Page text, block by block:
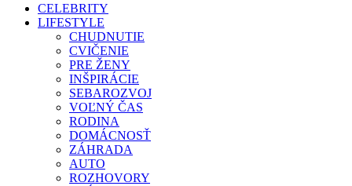
CELEBRITY
LIFESTYLE
CHUDNUTIE
CVIČENIE
PRE ŽENY
INŠPIRÁCIE
SEBAROZVOJ
VOĽNÝ ČAS
RODINA
DOMÁCNOSŤ
ZÁHRADA
AUTO
ROZHOVORY